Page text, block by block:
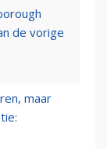
de vorige
maar